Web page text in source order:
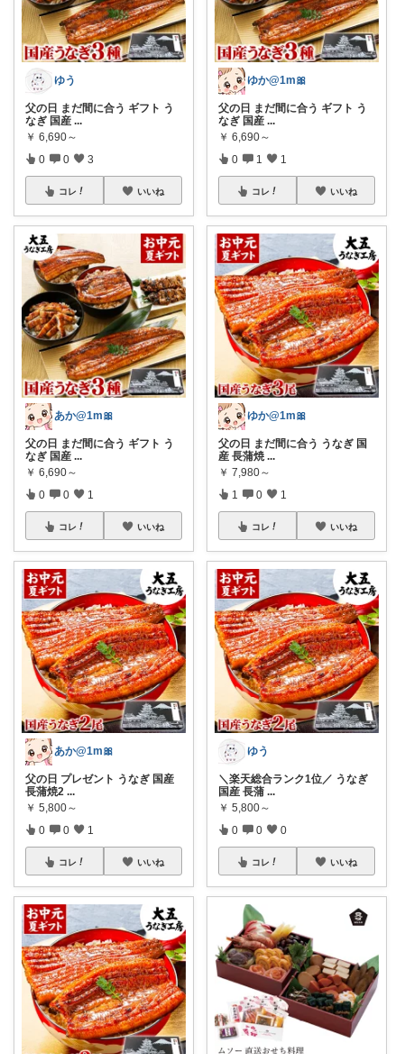
ゆう
父の日 まだ間に合う ギフト う
なぎ 国産 ...
￥ 6,690～
0 0 3
コレ いいね
あか@1m🎀
父の日 まだ間に合う ギフト う
なぎ 国産 ...
￥ 6,690～
0 0 1
コレ いいね
あか@1m🎀
父の日 プレゼント うなぎ 国産
長蒲焼2 ...
￥ 5,800～
0 0 1
コレ いいね
ゆか@1m🎀
父の日 まだ間に合う ギフト う
なぎ 国産 ...
￥ 6,690～
0 1 1
コレ いいね
ゆか@1m🎀
父の日 まだ間に合う うなぎ 国
産 長蒲焼 ...
￥ 7,980～
1 0 1
コレ いいね
ゆう
＼楽天総合ランク1位／ うなぎ
国産 長蒲 ...
￥ 5,800～
0 0 0
コレ いいね